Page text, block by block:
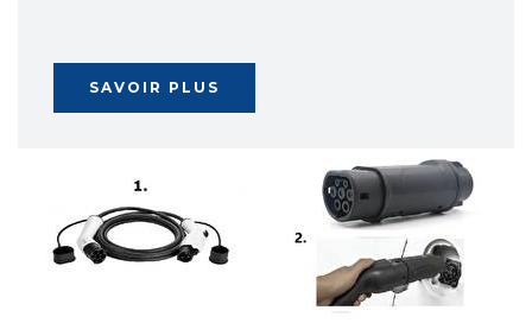
SAVOIR PLUS